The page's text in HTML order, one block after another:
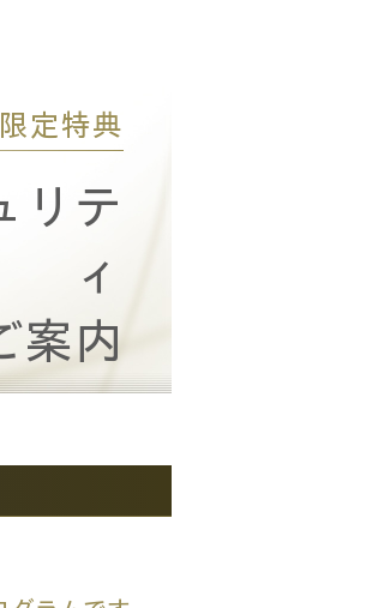
定特典
リテ
ィ
案内